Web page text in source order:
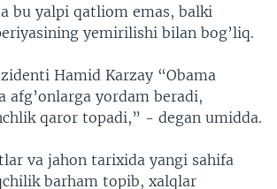
bu yalpi qatliom emas, balki
yemirilishi bilan bog’liq.
Hamid Karzay “Obama
afg’onlarga yordam beradi,
qaror topadi,” - degan umidda.
va jahon tarixida yangi sahifa
barham topib, xalqlar